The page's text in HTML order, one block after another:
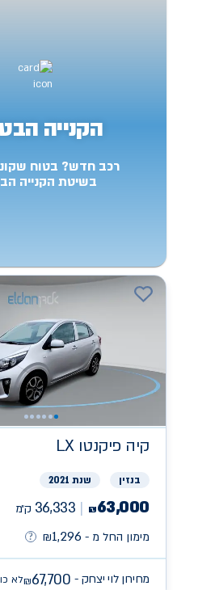
הקנייה
רכב חדש? בטוח
בשיטת הקנייה
קיה פיקנטו LX
בנזין שנת 2021
₪63,000
36,333 ק״מ
מימון החל מ -
₪1,296
מחירון לוי יצחק - ₪67,700 לא